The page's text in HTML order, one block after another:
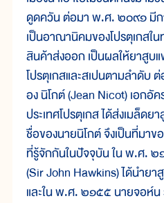
ดูดควัน ต่อมา พ.ศ. ๒๐๙๑ มีก
เป็นอาณานิคมของโปรตุเกสใ
สินค้าส่งออก เป็นผลให้ยาสูบแ
โปรตุเกสและสเปนตามลำดั
อง นิโกต์ (Jean Nicot) เอกอั
ประเทศโปรตุเกส ได้ส่งเมล็ด
ชื่อของนายนิโกต์ จึงเป็นที่มา
ที่รู้จักกันในปัจจุบัน ใน พ.ศ.
(Sir John Hawkins) ได้นำยา
และใน พ.ศ. ๒๑๕๕ นายจอห์น